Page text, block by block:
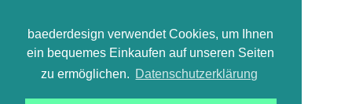
baederdesign verwendet Cookies, um Ihnen
ein bequemes Einkaufen auf unseren Seiten
zu ermöglichen. Datenschutzerklärung